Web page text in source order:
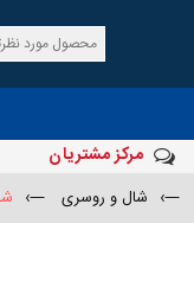
مرکز مشتریان
—› شال و روسری —›